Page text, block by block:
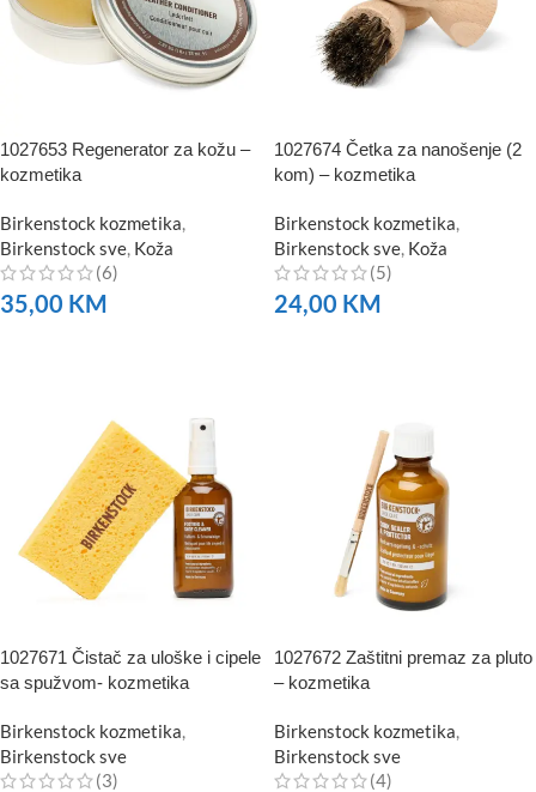
1027653 Regenerator za kožu –
kozmetika
Birkenstock kozmetika
Birkenstock sve Koža
(6)
35,00 KM
1027674 Četka za nanošenje (2
kom) – kozmetika
Birkenstock kozmetika
Birkenstock sve Koža
(5)
24,00 KM
1027671 Čistač za uloške i cipele
sa spužvom- kozmetika
Birkenstock kozmetika
Birkenstock sve
(3)
1027672 Zaštitni premaz za pluto
– kozmetika
Birkenstock kozmetika
Birkenstock sve
(4)